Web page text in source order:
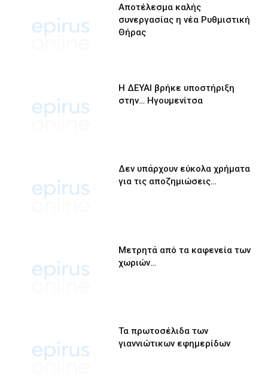
Αποτέλεσμα καλής
συνεργασίας η νέα Ρυθμιστική
Θήρας
Η ΔΕΥΑΙ βρήκε υποστήριξη
στην… Ηγουμενίτσα
Δεν υπάρχουν εύκολα χρήματα
για τις αποζημιώσεις…
Μετρητά από τα καφενεία των
χωριών…
Τα πρωτοσέλιδα των
γιαννιώτικων εφημερίδων